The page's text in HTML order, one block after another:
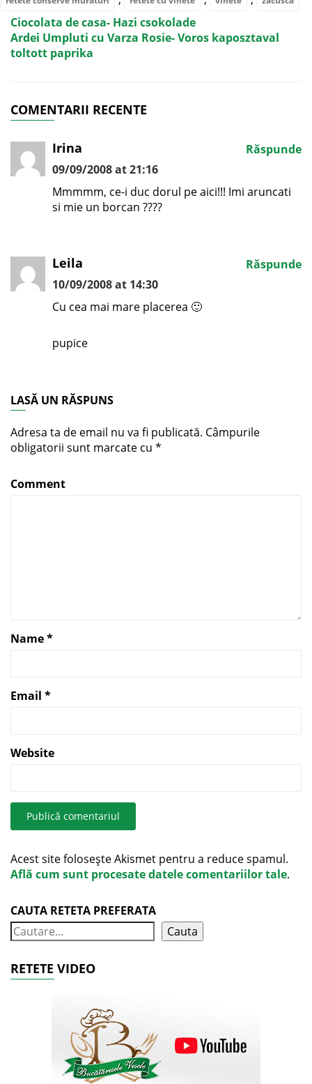
Ciocolata de casa- Hazi csokolade
Ardei Umpluti cu Varza Rosie- Voros kaposztaval
toltott paprika
COMENTARII RECENTE
Irina
09/09/2008 at 21:16
Mmmmm, ce-i duc dorul pe aici!!! Imi aruncati
si mie un borcan ????
Răspunde
Leila
10/09/2008 at 14:30
Cu cea mai mare placerea 🙂
pupice
Răspunde
LASĂ UN RĂSPUNS
Adresa ta de email nu va fi publicată. Câmpurile
obligatorii sunt marcate cu *
Comment
Name*
Email *
Website
Acest site folosește Akismet pentru a reduce spamul.
Află cum sunt procesate datele comentariilor tale.
CAUTA RETETA PREFERATA
Cauta
RETETE VIDEO